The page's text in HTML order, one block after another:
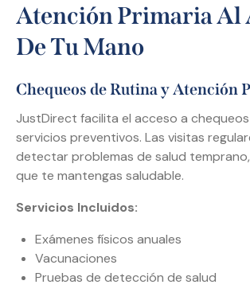
Atención Primaria Al
De Tu Mano
Chequeos de Rutina y Atención
JustDirect facilita el acceso a
servicios preventivos. Las visitas
detectar problemas de salud
que te mantengas saludable.
Servicios Incluidos:
Exámenes físicos anuales
Vacunaciones
Pruebas de detección de salud